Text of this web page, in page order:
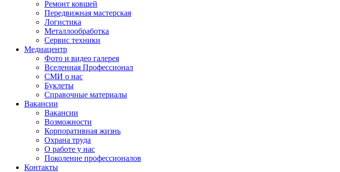
Ремонт ковшей
Передвижная мастерская
Логистика
Металлообработка
Сервис техники
Медиацентр
Фото и видео галерея
Вселенная Профессионал
СМИ о нас
Буклеты
Справочные материалы
Вакансии
Вакансии
Возможности
Корпоративная жизнь
Охрана труда
О работе у нас
Поколение профессионалов
Контакты